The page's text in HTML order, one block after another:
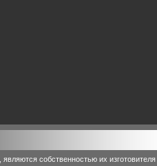
собственностью их